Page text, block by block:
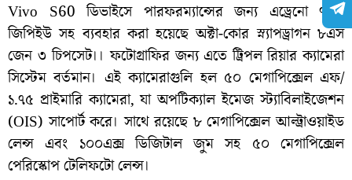
Vivo S60 ডিভাইসে পারফরম্যান্সের জন্য এড্রেনো ৭৩৫
জিপিইউ সহ ব্যবহার করা হয়েছে অক্টা-কোর স্ন্যাপড্রাগন ৮এস
জেন ৩ চিপসেট।। ফটোগ্রাফির জন্য এতে ট্রিপল রিয়ার ক্যামেরা
সিস্টেম বর্তমান। এই ক্যামেরাগুলি হল ৫০ মেগাপিক্সেল এফ/
১.৭৫ প্রাইমারি ক্যামেরা, যা অপটিক্যাল ইমেজ স্ট্যাবিলাইজেশন
(OIS) সাপোর্ট করে। সাথে রয়েছে ৮ মেগাপিক্সেল আল্ট্রাওয়াইড
লেন্স এবং ১০০এক্স ডিজিটাল জুম সহ ৫০ মেগাপিক্সেল
পেরিস্কোপ টেলিফটো লেন্স।